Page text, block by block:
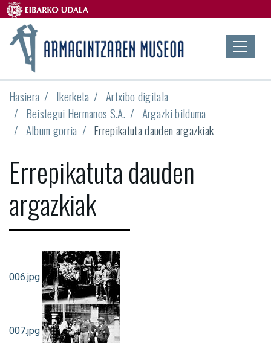
Hasiera Ikerketa
Artxibo digitala
Beistegui Hermanos S.A.
Argazki bilduma
Album gorria
Errepikatuta dauden argazkiak
Errepikatuta dauden
argazkiak
006.jpg
007.jpg